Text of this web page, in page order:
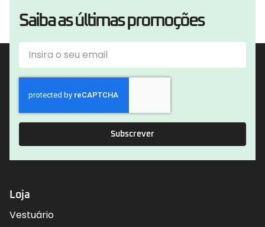
Saiba as últimas promoções
Subscrever
Loja
Vestuário